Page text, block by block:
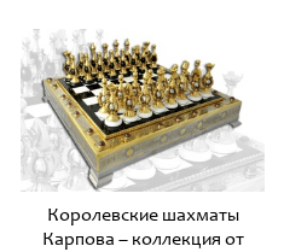
Королевские шахматы
Карпова – коллекция от